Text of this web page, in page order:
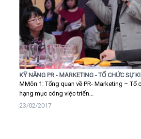
KỸ NĂNG PR - MARKETING - TỔ CHỨC SỰ
MMôn 1: Tổng quan về PR- Marketing – Tổ
hạng mục công việc triển...
23/02/2017